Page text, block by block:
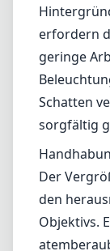
Objektivs.
übersehen
Arbeiten
Bewegung
führen.
einer
erzielen.